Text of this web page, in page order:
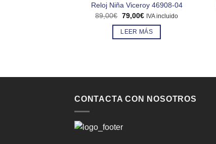
Reloj Niña Viceroy 46908-04
89,00€ El
original
era:
79,00€El
actual
es:
IVA incluido
LEER MÁS
CONTACTA CON NOSOTROS